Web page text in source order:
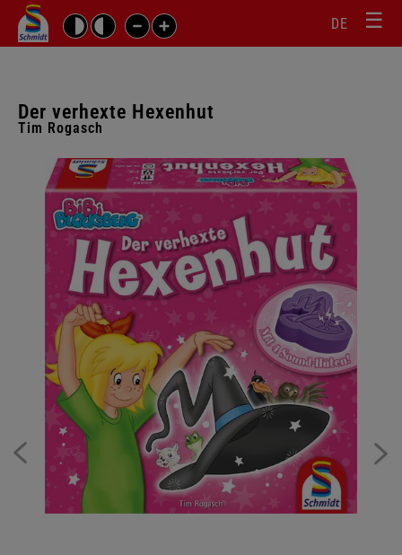
☰
DE
Suchbegriffe
Der verhexte Hexenhut
Tim Rogasch
Galerie
überspringen